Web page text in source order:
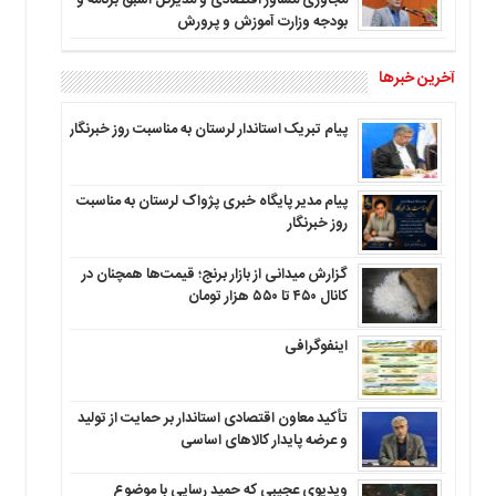
بودجه وزارت آموزش و پرورش
آخرین خبرها
پیام تبریک استاندار لرستان به‌ مناسبت روز خبرنگار
پیام مدیر پایگاه خبری پژواک لرستان به مناسبت
روز خبرنگار
گزارش میدانی از بازار برنج؛ قیمت‌ها همچنان در
کانال ۴۵۰ تا ۵۵۰ هزار تومان
اینفوگرافی
تأکید معاون اقتصادی استاندار بر حمایت از تولید
و عرضه پایدار کالاهای اساسی
ویدیوی عجیبی که حمید رسایی با موضوع